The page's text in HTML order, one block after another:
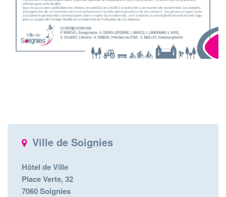
Ville de Soignies
Hôtel de Ville
Place Verte, 32
7060 Soignies